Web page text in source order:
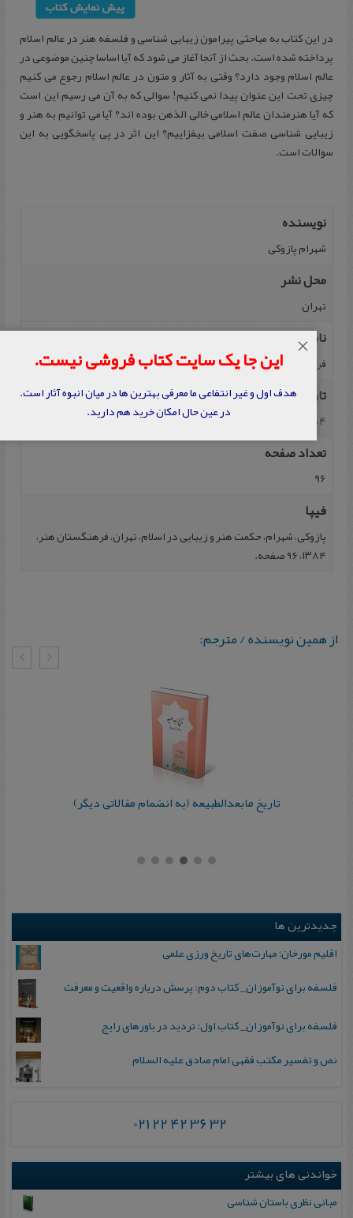
در این کتاب به مباحثی پیرامون زیبایی شناسی و فلسفه هنر در عالم اسلام
پرداخته شده است. بحث از آنجا آغاز می شود که آیا اساسا چنین موضوعی در
عالم اسلام وجود دارد؟ وقتی به آثار و متون در عالم اسلام رجوع می کنیم
چیزی تحت این عنوان پیدا نمی کنیم! سوالی که به آن می رسیم این است
که آیا هنرمندان عالم اسلامی خالی الذهن بوده اند؟ آیا می توانیم به هنر و
زیبایی شناسی صفت اسلامی بیفزاییم؟ این اثر در پی پاسخگویی به این
سوالات است.
نویسنده
شهرام‌ پازوکی
محل نشر
تهران
ناشر
فرهنگستان هنر
تاریخ نشر
1384
تعداد صفحه
96
فیپا
پازوکی، شهرام‌، حکمت‌ هنر و زیبایی‌ در اسلام‌، تهران، فرهنگستان‌ هنر،
۱۳۸۴، ۹۶ صفحه.
از همین نویسنده / مترجم:
تاریخ مابعدالطبیعه (به انضمام مقالاتی دیگر)
جدیدترین ها
اقلیم مورخان؛ مهارت‌های تاریخ ورزی علمی
فلسفه برای نوآموزان_ کتاب دوم: پرسش درباره واقعیت و معرفت
فلسفه برای نوآموزان_ کتاب اول: تردید در باورهای رایج
نص و تفسیر مکتب فقهی امام صادق علیه السلام
021 22 42 36 32
خواندنی های بیشتر
مبانی نظری باستان شناسی
این جا یک سایت کتاب فروشی نیست.
هدف اول و غیر انتفاعی ما معرفی بهترین ها در میان انبوه آثار است.
در عین حال امکان خرید هم دارید.
×